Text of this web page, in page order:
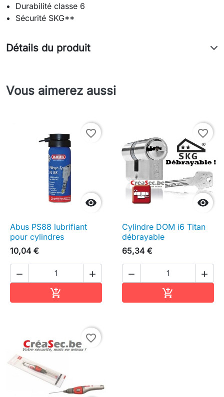
Durabilité classe 6
Sécurité SKG**
Détails du produit
Vous aimerez aussi

favorite_border
Abus PS88 lubrifiant
pour cylindres
10,04 €
 


favorite_border
Cylindre DOM i6 Titan
débrayable
65,34 €
 

favorite_border